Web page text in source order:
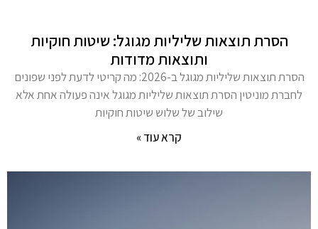
הסרת תוצאות שליליות מגוגל: שיטות חוקיות
ותוצאות מדודות
הסרת תוצאות שליליות מגוגל ב-2026: מה קריטי לדעת לפני שפונים
לחברת מוניטין הסרת תוצאות שליליות מגוגל אינה פעולה אחת אלא
שילוב של שלוש שיטות חוקיות
קרא עוד »